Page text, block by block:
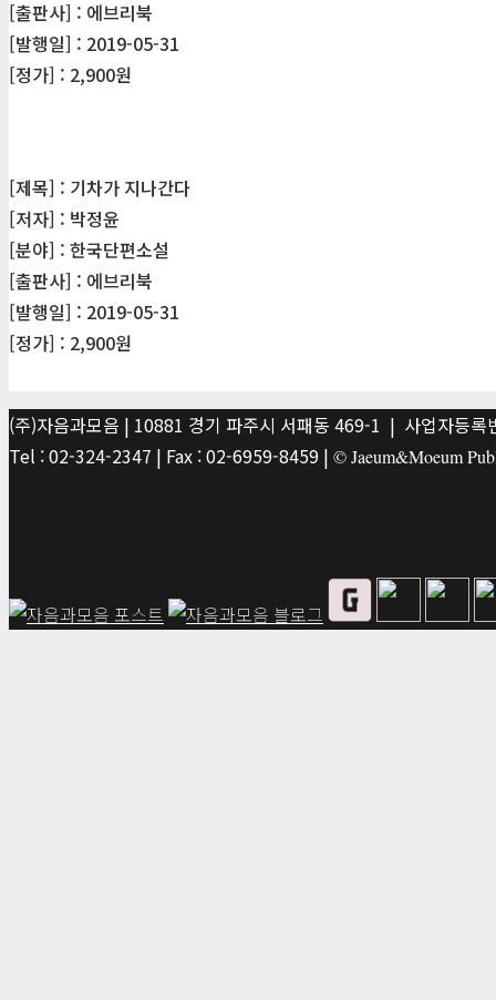
[출판사] : 에브리북
[발행일] : 2019-05-31
[정가] : 2,900원
[제목] : 기차가 지나간다
[저자] : 박정윤
[분야] : 한국단편소설
[출판사] : 에브리북
[발행일] : 2019-05-31
[정가] : 2,900원
(주)자음과모음 | 10881 경기 파주시 서패동 469-1 | 사업자등
Tel : 02-324-2347 | Fax : 02-6959-8459 | © Jaeum&Moeum